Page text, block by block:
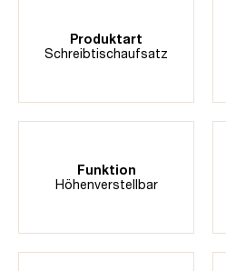
Produktart
Schreibtischaufsatz
Funktion
Höhenverstellbar